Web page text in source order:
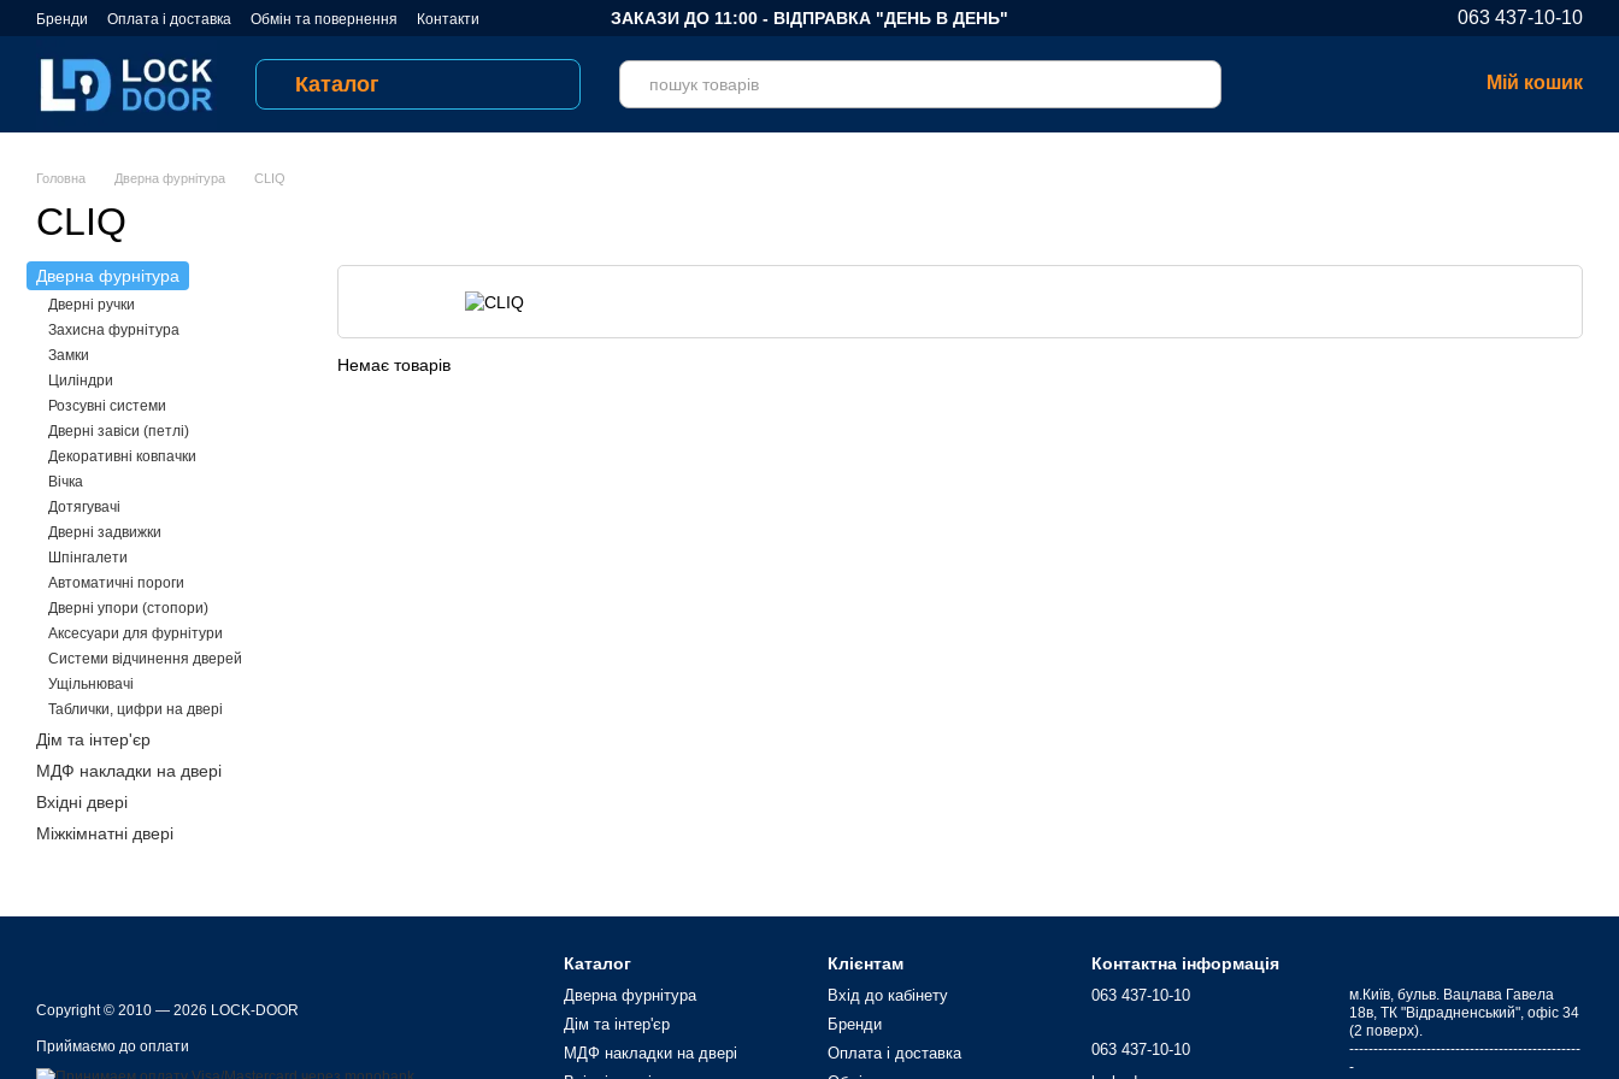
Перейти до основного контенту
Бренди Оплата і доставка Обмін та повернення
Контакти
ЗАКАЗИ ДО 11:00 - ВІДПРАВКА "ДЕНЬ В ДЕНЬ" 063 437-10-10
Каталог Мій кошик
Головна Дверна фурнітура CLIQ
CLIQ
Немає товарів
Дверна фурнітура
Дверні ручки
Захисна фурнітура
Замки
Циліндри
Розсувні системи
Дверні завіси (петлі)
Декоративні ковпачки
Вічка
Дотягувачі
Дверні задвижки
Шпінгалети
Автоматичні пороги
Дверні упори (стопори)
Аксесуари для фурнітури
Системи відчинення дверей
Ущільнювачі
Таблички, цифри на двері
Дім та інтер'єр
МДФ накладки на двері
Вхідні двері
Міжкімнатні двері
Copyright © 2010 — 2026 LOCK-DOOR
Приймаємо до оплати
Каталог
Дверна фурнітура
Дім та інтер'єр
МДФ накладки на двері
Клієнтам
Вхід до кабінету
Бренди
Оплата і доставка
Контактна інформація
063 437-10-10
063 437-10-10
м.Київ, бульв. Вацлава Гавела
18в, ТК "Відрадненський", офіс 34
(2 поверх).
------------------------------------------------
-